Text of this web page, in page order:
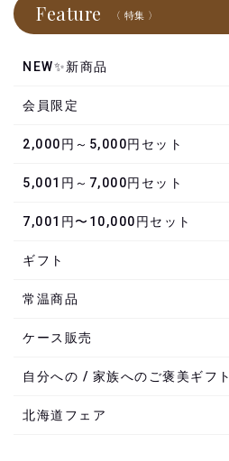
Feature 〈 特集 〉
NEW✨新商品
会員限定
2,000円～5,000円セット
5,001円～7,000円セット
7,001円〜10,000円セット
ギフト
常温商品
ケース販売
自分への / 家族へのご褒美ギフト
北海道フェア